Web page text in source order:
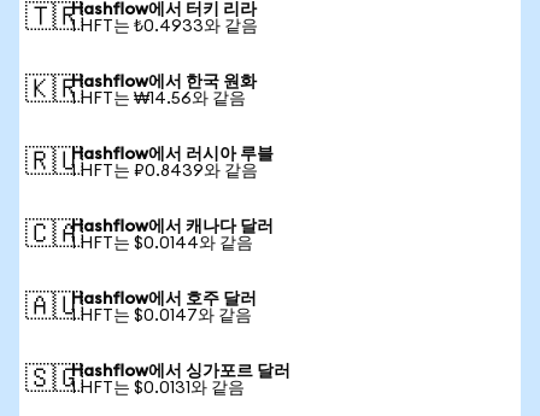
🇹🇷Hashflow에서 터키 리라
1 HFT는 ₺0.4933와 같음
🇰🇷Hashflow에서 한국 원화
1 HFT는 ₩14.56와 같음
🇷🇺Hashflow에서 러시아 루블
1 HFT는 ₽0.8439와 같음
🇨🇦Hashflow에서 캐나다 달러
1 HFT는 $0.0144와 같음
🇦🇺Hashflow에서 호주 달러
1 HFT는 $0.0147와 같음
🇸🇬Hashflow에서 싱가포르 달러
1 HFT는 $0.0131와 같음